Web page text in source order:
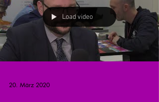
Load video
20. März 2020